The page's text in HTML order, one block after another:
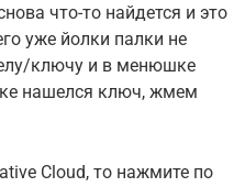
что-то найдется и это
уже йолки палки не
ключу и в менюшке
нашелся ключ, жмем
Cloud, то нажмите по